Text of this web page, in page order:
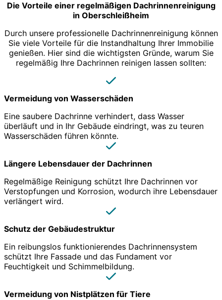
Die Vorteile einer regelmäßigen Dachrinnenreinigung
in Oberschleißheim
Durch unsere professionelle Dachrinnenreinigung können
Sie viele Vorteile für die Instandhaltung Ihrer Immobilie
genießen. Hier sind die wichtigsten Gründe, warum Sie
regelmäßig Ihre Dachrinnen reinigen lassen sollten:
Vermeidung von Wasserschäden
Eine saubere Dachrinne verhindert, dass Wasser
überläuft und in Ihr Gebäude eindringt, was zu teuren
Wasserschäden führen könnte.
Längere Lebensdauer der Dachrinnen
Regelmäßige Reinigung schützt Ihre Dachrinnen vor
Verstopfungen und Korrosion, wodurch ihre Lebensdauer
verlängert wird.
Schutz der Gebäudestruktur
Ein reibungslos funktionierendes Dachrinnensystem
schützt Ihre Fassade und das Fundament vor
Feuchtigkeit und Schimmelbildung.
Vermeidung von Nistplätzen für Tiere